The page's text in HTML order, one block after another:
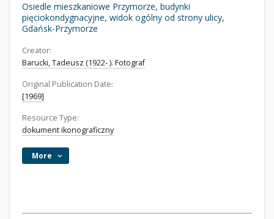
Osiedle mieszkaniowe Przymorze, budynki
pięciokondygnacyjne, widok ogólny od strony ulicy,
Gdańsk-Przymorze
Creator:
Barucki, Tadeusz (1922- ). Fotograf
Original Publication Date:
[1969]
Resource Type:
dokument ikonograficzny
More